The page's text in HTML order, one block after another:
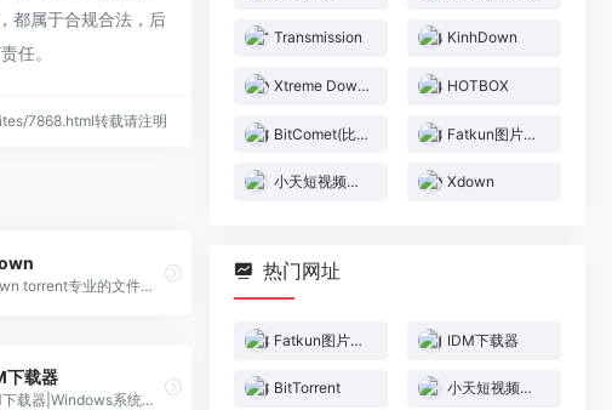
都属于合规合法，后
任。
7868.html转载请注明
xdown torrent专业的文件下载与分享工具(BitTorrent/HTTP/FTP)
下载器
IDM下载器|Windows系统经典下载工具 &#8211; Internet Download Manager
Transmission KinhDown
Xtreme Download Manager HOTBOX
BitComet(比特彗星) Fatkun图片下载
小天短视频在线工具 Xdown
热门网址
Fatkun图片下载 IDM下载器
BitTorrent 小天短视频在线工具